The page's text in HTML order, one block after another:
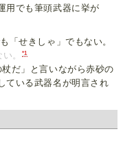
用でも筆頭武器に挙が
「せきしゃ」でもない。
。
*1
だ」と言いながら赤砂の
ている武器名が明言され